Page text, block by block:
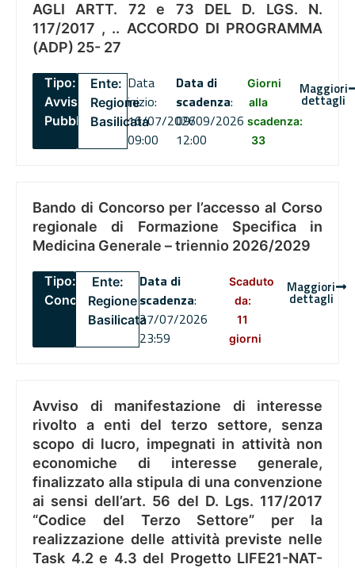
AGLI ARTT. 72 e 73 DEL D. LGS. N.
117/2017 , .. ACCORDO DI PROGRAMMA
(ADP) 25- 27
Tipo:
Avviso
Pubblico
Ente:
Regione
Basilicata
Data
inizio:
16/07/2026
09:00
Data di
scadenza:
09/09/2026
12:00
Giorni
alla
scadenza:
33
Maggiori
dettagli
Bando di Concorso per l’accesso al Corso
regionale di Formazione Specifica in
Medicina Generale – triennio 2026/2029
Tipo:
Concorsi
Ente:
Regione
Basilicata
Data di
scadenza:
27/07/2026
23:59
Scaduto
da:
11
giorni
Maggiori
dettagli
Avviso di manifestazione di interesse
rivolto a enti del terzo settore, senza
scopo di lucro, impegnati in attività non
economiche di interesse generale,
finalizzato alla stipula di una convenzione
ai sensi dell’art. 56 del D. Lgs. 117/2017
“Codice del Terzo Settore” per la
realizzazione delle attività previste nelle
Task 4.2 e 4.3 del Progetto LIFE21-NAT-